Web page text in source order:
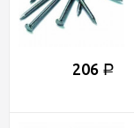
206 Р